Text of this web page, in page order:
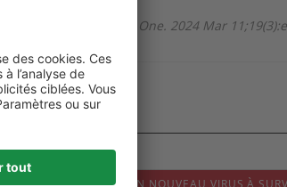
protocol. PLoS One. 2024 Mar
OROPOUCHE : UN NOUVEAU VIRUS À